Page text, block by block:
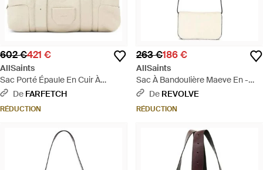
602 €421 €
AllSaints
Sac Porté Épaule En Cuir À
Boucle - Neutre
De FARFETCH
RÉDUCTION
263 €186 €
AllSaints
Sac À Bandoulière Maeve En -
Multicolore
De REVOLVE
RÉDUCTION